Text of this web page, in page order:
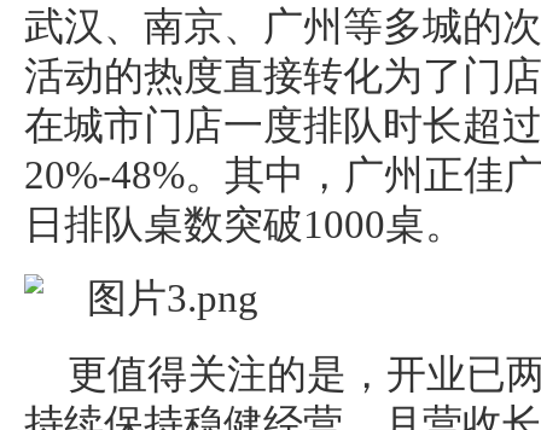
武汉、南京、广州等多城的
活动的热度直接转化为了门
在城市门店一度排队时长超
20%-48%。其中，广州正佳
日排队桌数突破1000桌。
更值得关注的是，开业已